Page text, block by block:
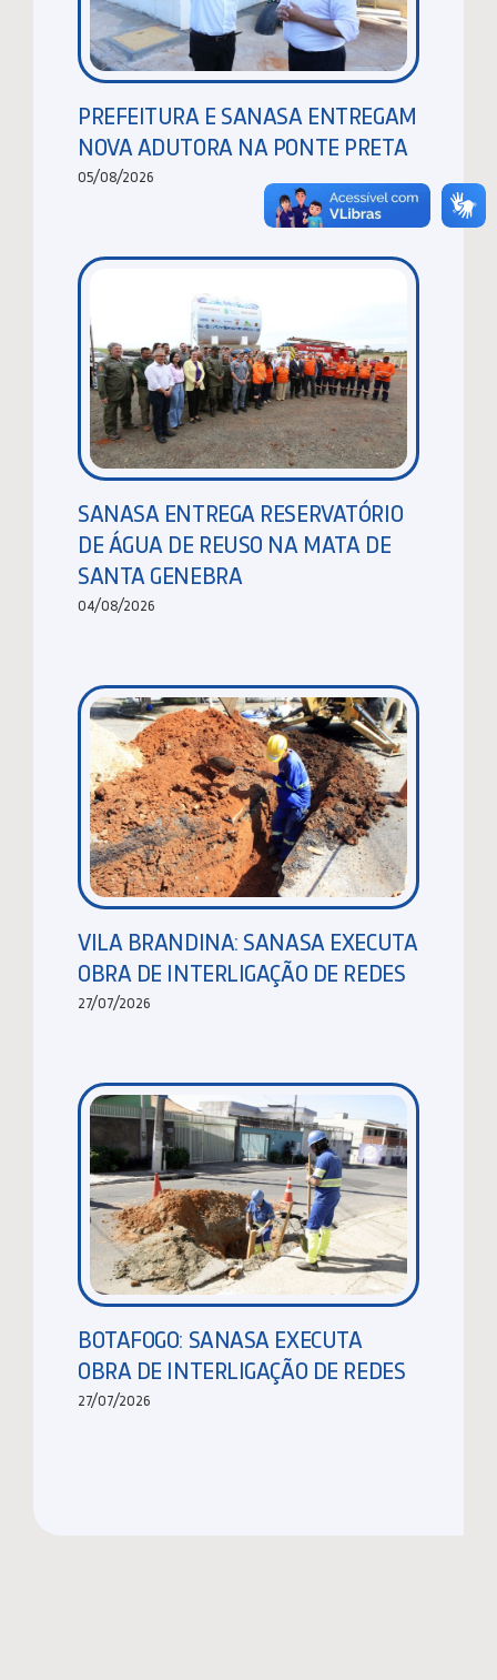
PREFEITURA E SANASA ENTREGAM
NOVA ADUTORA NA PONTE PRETA
05/08/2026
SANASA ENTREGA RESERVATÓRIO
DE ÁGUA DE REUSO NA MATA DE
SANTA GENEBRA
04/08/2026
VILA BRANDINA: SANASA EXECUTA
OBRA DE INTERLIGAÇÃO DE REDES
27/07/2026
BOTAFOGO: SANASA EXECUTA
OBRA DE INTERLIGAÇÃO DE REDES
27/07/2026